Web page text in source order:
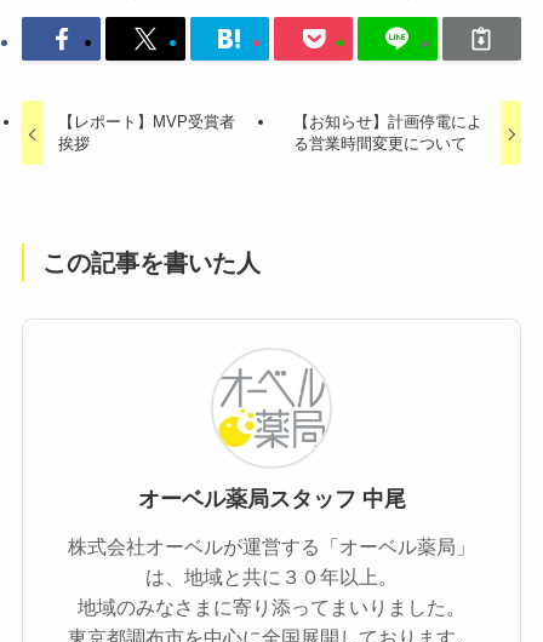
【レポート】MVP受賞者
挨拶
【お知らせ】計画停電によ
る営業時間変更について
この記事を書いた人
オーベル薬局スタッフ 中尾
株式会社オーベルが運営する「オーベル薬局」
は、地域と共に３０年以上。
地域のみなさまに寄り添ってまいりました。
東京都調布市を中心に全国展開しております。